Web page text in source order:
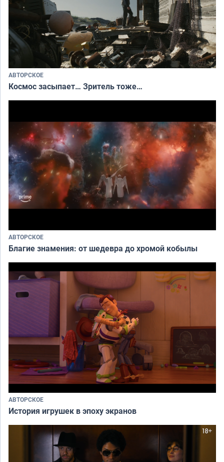
АВТОРСКОЕ
Космос засыпает… Зритель тоже…
АВТОРСКОЕ
Благие знамения: от шедевра до хромой кобылы
АВТОРСКОЕ
История игрушек в эпоху экранов